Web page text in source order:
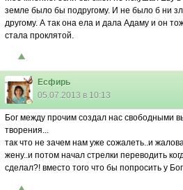
земле было бы подругому. И не было б ни
другому. А так она ела и дала Адаму и он
стала проклятой.
Есфирь
05.07.2013 в 10:13
Бог между прочим создал нас свободными
творения...
так что не зачем нам уже сожалеть..и
жену..и потом начал стрелки переводить
сделал?! вместо того что бы попросить у